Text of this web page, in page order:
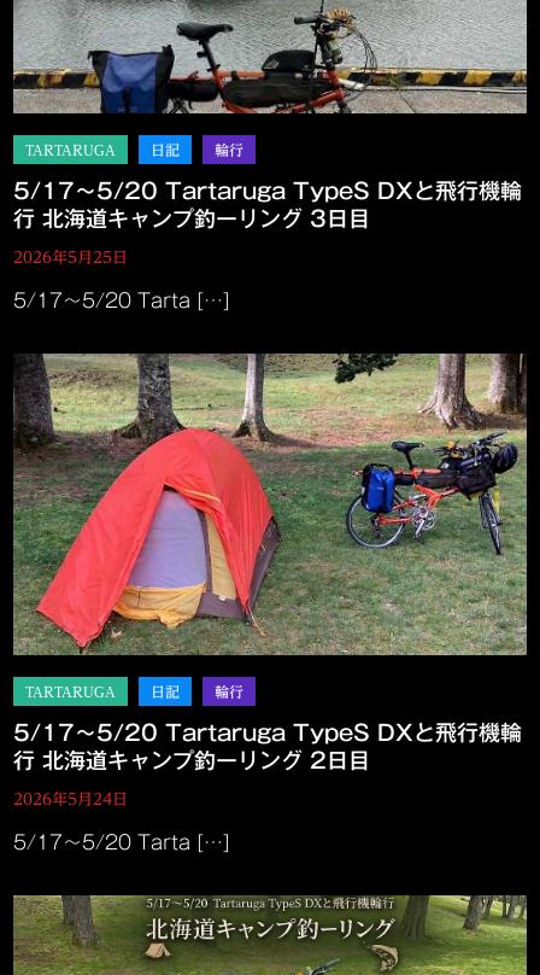
5/17～5/20 Tartaruga TypeS DXと飛行機輪
行 北海道キャンプ釣ーリング 3日目
2026年5月25日
5/17～5/20 Tarta […]
5/17～5/20 Tartaruga TypeS DXと飛行機輪
行 北海道キャンプ釣ーリング 2日目
2026年5月24日
5/17～5/20 Tarta […]